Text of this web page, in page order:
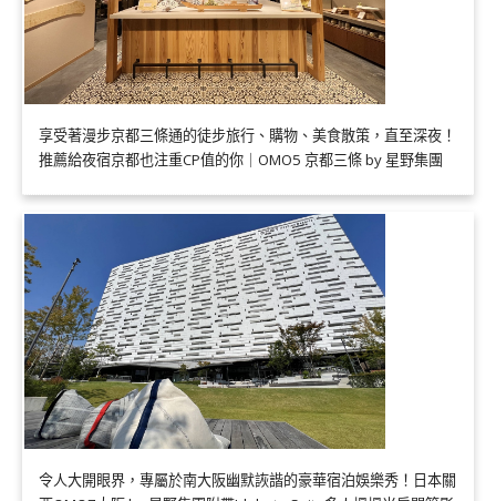
享受著漫步京都三條通的徒步旅行、購物、美食散策，直至深夜！
推薦給夜宿京都也注重CP值的你｜OMO5 京都三條 by 星野集團
令人大開眼界，專屬於南大阪幽默詼諧的豪華宿泊娛樂秀！日本關